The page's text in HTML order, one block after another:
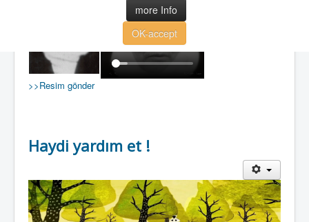
more Info
OK-accept
>>Resim gönder
Haydi yardım et !